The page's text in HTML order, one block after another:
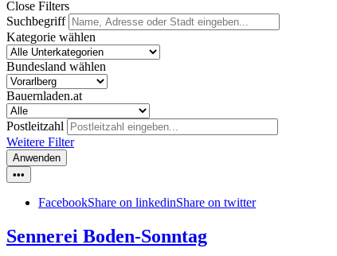
Close Filters
Suchbegriff
Kategorie wählen
Bundesland wählen
Bauernladen.at
Postleitzahl
Weitere Filter
Anwenden
•••
FacebookShare on linkedinShare on twitter
Sennerei Boden-Sonntag